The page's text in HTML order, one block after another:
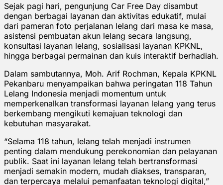
Sejak pagi hari, pengunjung Car Free Day disambut
dengan berbagai layanan dan aktivitas edukatif, mulai
dari pameran foto perjalanan lelang dari masa ke masa,
asistensi pembuatan akun lelang secara langsung,
konsultasi layanan lelang, sosialisasi layanan KPKNL,
hingga berbagai permainan dan kuis interaktif berhadiah.
Dalam sambutannya, Moh. Arif Rochman, Kepala KPKNL
Pekanbaru menyampaikan bahwa peringatan 118 Tahun
Lelang Indonesia menjadi momentum untuk
memperkenalkan transformasi layanan lelang yang terus
berkembang mengikuti kemajuan teknologi dan
kebutuhan masyarakat.
“Selama 118 tahun, lelang telah menjadi instrumen
penting dalam mendukung perekonomian dan pelayanan
publik. Saat ini layanan lelang telah bertransformasi
menjadi semakin modern, mudah diakses, transparan,
dan terpercaya melalui pemanfaatan teknologi digital,”